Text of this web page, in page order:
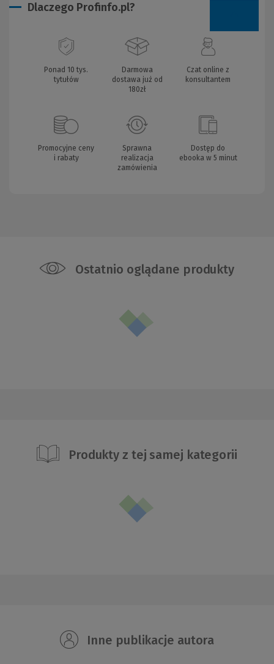
Dlaczego Profinfo.pl?
Ponad 10 tys.
tytułów
Darmowa
dostawa już od
180zł
Czat online z
konsultantem
Promocyjne ceny
i rabaty
Sprawna
realizacja
zamówienia
Dostęp do
ebooka w 5 minut
Ostatnio oglądane produkty
Produkty z tej samej kategorii
Inne publikacje autora